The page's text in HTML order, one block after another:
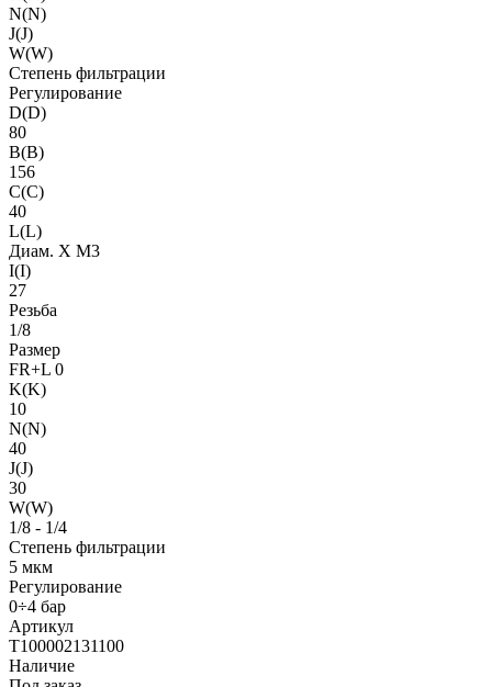
N(N)
J(J)
W(W)
Степень фильтрации
Регулирование
D(D)
80
B(B)
156
C(C)
40
L(L)
Диам. X M3
I(I)
27
Резьба
1/8
Размер
FR+L 0
K(K)
10
N(N)
40
J(J)
30
W(W)
1/8 - 1/4
Степень фильтрации
5 мкм
Регулирование
0÷4 бар
Артикул
T100002131100
Наличие